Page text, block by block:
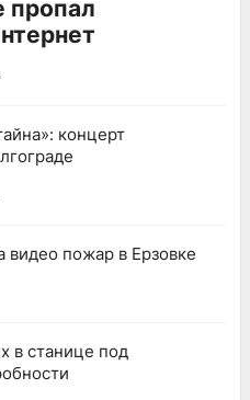
пропал
концерт
видео пожар в Ерзовке
в станице под